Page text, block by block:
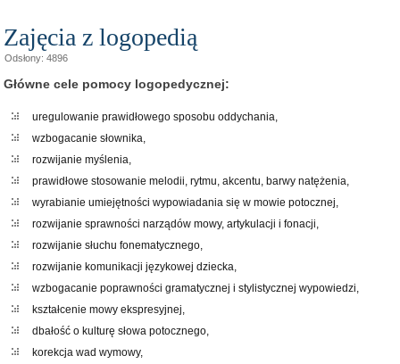
Zajęcia z logopedią
Odsłony: 4896
Główne cele pomocy logopedycznej:
uregulowanie prawidłowego sposobu oddychania,
wzbogacanie słownika,
rozwijanie myślenia,
prawidłowe stosowanie melodii, rytmu, akcentu, barwy natężenia,
wyrabianie umiejętności wypowiadania się w mowie potocznej,
rozwijanie sprawności narządów mowy, artykulacji i fonacji,
rozwijanie słuchu fonematycznego,
rozwijanie komunikacji językowej dziecka,
wzbogacanie poprawności gramatycznej i stylistycznej wypowiedzi,
kształcenie mowy ekspresyjnej,
dbałość o kulturę słowa potocznego,
korekcja wad wymowy,